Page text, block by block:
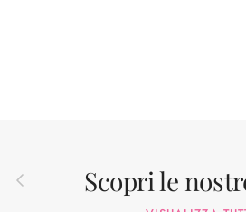
Indietro Scopri le